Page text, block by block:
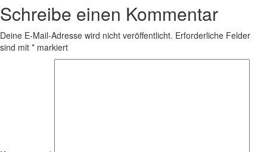
Schreibe einen Kommentar
Deine E-Mail-Adresse wird nicht veröffentlicht. Erforderliche Felder
sind mit * markiert